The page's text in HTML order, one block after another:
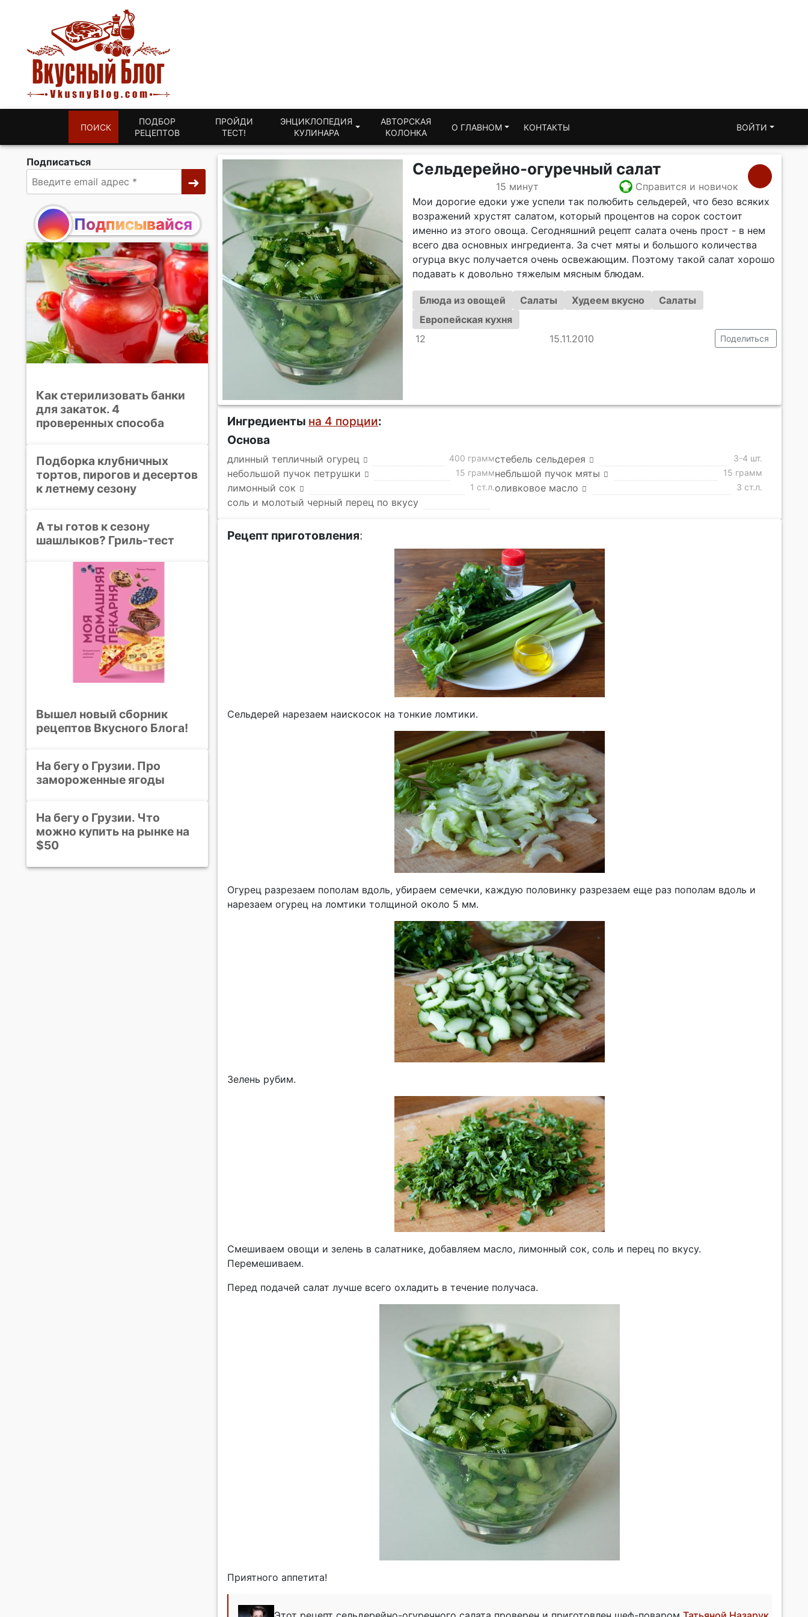
ПОИСК
ПОДБОР
РЕЦЕПТОВ
ПРОЙДИ
ТЕСТ!
ЭНЦИКЛОПЕДИЯ
КУЛИНАРА
АВТОРСКАЯ
КОЛОНКА
О ГЛАВНОМ КОНТАКТЫ ВОЙТИ
Сельдерейно-огуречный салат
15 минут
Справится и новичок
Мои дорогие едоки уже успели так полюбить сельдерей, что безо всяких
возражений хрустят салатом, который процентов на сорок состоит
именно из этого овоща. Сегодняшний рецепт салата очень прост - в нем
всего два основных ингредиента. За счет мяты и большого количества
огурца вкус получается очень освежающим. Поэтому такой салат хорошо
подавать к довольно тяжелым мясным блюдам.
Блюда из овощей Салаты Худеем вкусно
Салаты
Европейская кухня
12
15.11.2010 Поделиться
Ингредиенты на 4 порции:
Основа
длинный тепличный огурец 400 граммстебель сельдерея 3-4 шт.
небольшой пучок петрушки 15 граммнебльшой пучок мяты 15 грамм
лимонный сок 1 ст.л.оливковое масло 3 ст.л.
соль и молотый черный перец по вкусу
Рецепт приготовления:
Сельдерей нарезаем наискосок на тонкие ломтики.
Огурец разрезаем пополам вдоль, убираем семечки, каждую половинку разрезаем еще раз пополам вдоль и
нарезаем огурец на ломтики толщиной около 5 мм.
Зелень рубим.
Смешиваем овощи и зелень в салатнике, добавляем масло, лимонный сок, соль и перец по вкусу.
Перемешиваем.
Перед подачей салат лучше всего охладить в течение получаса.
Приятного аппетита!
Подписаться
Подписывайся
Как стерилизовать банки
для закаток. 4
проверенных способа
Подборка клубничных
тортов, пирогов и десертов
к летнему сезону
А ты готов к сезону
шашлыков? Гриль-тест
Вышел новый сборник
рецептов Вкусного Блога!
На бегу о Грузии. Про
замороженные ягоды
На бегу о Грузии. Что
можно купить на рынке на
$50